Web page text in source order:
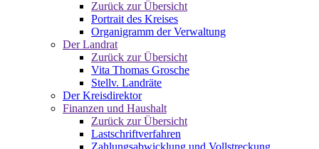
Zurück zur Übersicht
Portrait des Kreises
Organigramm der Verwaltung
Der Landrat
Zurück zur Übersicht
Vita Thomas Grosche
Stellv. Landräte
Der Kreisdirektor
Finanzen und Haushalt
Zurück zur Übersicht
Lastschriftverfahren
Zahlungsabwicklung und Vollstreckung